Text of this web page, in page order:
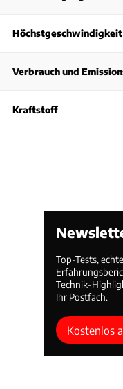
Höchstgeschwindigkeit
Verbrauch und
Kraftstoff
Top-Tests, echte
Technik-
Ihr Postfach.
Kostenlos